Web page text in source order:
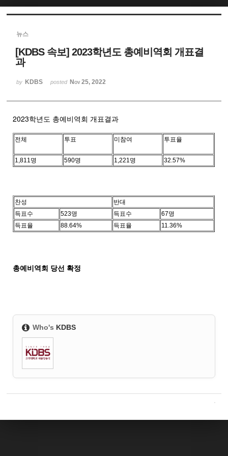
뉴스
[KDBS 속보] 2023학년도 총예비역회 개표결
과
by KDBS posted Nov 25, 2022
2023학년도 총예비역회 개표결과
전체 투표 미참여 투표율
1,811명 590명 1,221명 32.57%
찬성
반대
득표수
523명 득표수
67명
득표율
88.64% 득표율 11.36%
총예비역회 당선 확정
Who's KDBS
Sketchbook5, 스케치북5
Sketchbook5, 스케치북5